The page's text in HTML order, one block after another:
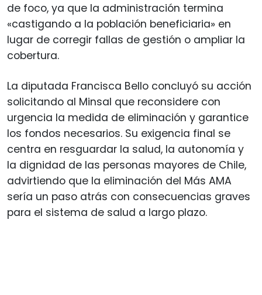
de foco, ya que la administración termina
«castigando a la población beneficiaria» en
lugar de corregir fallas de gestión o ampliar la
cobertura.
La diputada Francisca Bello concluyó su acción
solicitando al Minsal que reconsidere con
urgencia la medida de eliminación y garantice
los fondos necesarios. Su exigencia final se
centra en resguardar la salud, la autonomía y
la dignidad de las personas mayores de Chile,
advirtiendo que la eliminación del Más AMA
sería un paso atrás con consecuencias graves
para el sistema de salud a largo plazo.